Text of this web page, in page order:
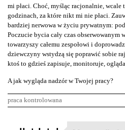
mi płaci. Choć, myśląc racjonalnie,
godzinach, za które nikt mi nie płaci.
bardziej nerwowa w życiu prywatnym:
Poczucie bycia cały czas obserwowanym
towarzyszy całemu zespołowi i
dziewczyny wstydzą się poprawić sobie
ktoś to gdzieś zapisuje, monitoruje,
A jak wygląda nadzór w Twojej pracy?
praca kontrolowana